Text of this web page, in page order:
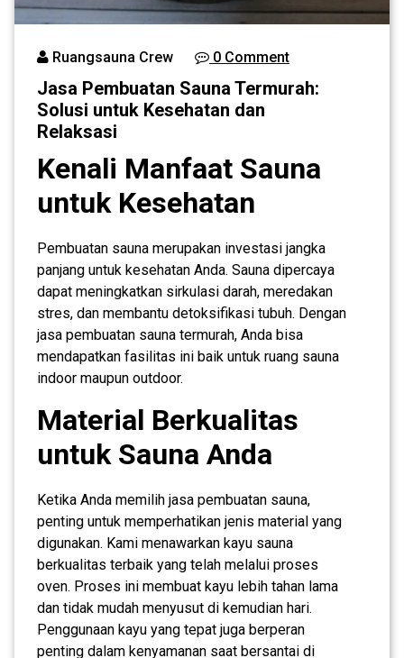
Ruangsauna Crew 0 Comment
Jasa Pembuatan Sauna Termurah:
Solusi untuk Kesehatan dan
Relaksasi
Kenali Manfaat Sauna
untuk Kesehatan
Pembuatan sauna merupakan investasi jangka
panjang untuk kesehatan Anda. Sauna dipercaya
dapat meningkatkan sirkulasi darah, meredakan
stres, dan membantu detoksifikasi tubuh. Dengan
jasa pembuatan sauna termurah, Anda bisa
mendapatkan fasilitas ini baik untuk ruang sauna
indoor maupun outdoor.
Material Berkualitas
untuk Sauna Anda
Ketika Anda memilih jasa pembuatan sauna,
penting untuk memperhatikan jenis material yang
digunakan. Kami menawarkan kayu sauna
berkualitas terbaik yang telah melalui proses
oven. Proses ini membuat kayu lebih tahan lama
dan tidak mudah menyusut di kemudian hari.
Penggunaan kayu yang tepat juga berperan
penting dalam kenyamanan saat bersantai di